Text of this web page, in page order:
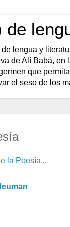
de
lengua y
de Alí Babá, en
que
el seso de los
la Poesía...